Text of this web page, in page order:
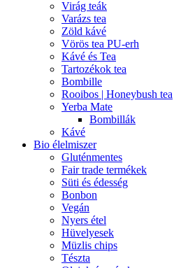
Virág teák
Varázs tea
Zöld kávé
Vörös tea PU-erh
Kávé és Tea
Tartozékok tea
Bombille
Rooibos | Honeybush tea
Yerba Mate
Bombillák
Kávé
Bio élelmiszer
Gluténmentes
Fair trade termékek
Süti és édesség
Bonbon
Vegán
Nyers étel
Hüvelyesek
Müzlis chips
Tészta